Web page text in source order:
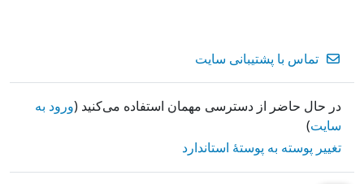
تماس با پشتیبانی سایت
در حال حاضر از دسترسی مهمان استفاده می‌کنید (ورود به
سایت)
تغییر پوسته به پوستهٔ استاندارد